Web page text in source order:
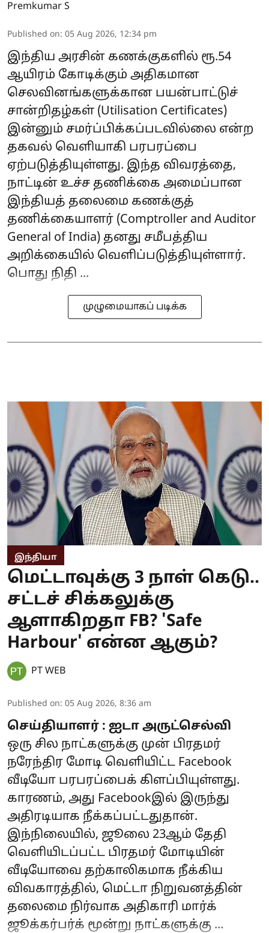
Premkumar S
Published on: 05 Aug 2026, 12:34 pm
இந்திய அரசின் கணக்குகளில் ரூ.54
ஆயிரம் கோடிக்கும் அதிகமான
செலவினங்களுக்கான பயன்பாட்டுச்
சான்றிதழ்கள் (Utilisation Certificates)
இன்னும் சமர்ப்பிக்கப்படவில்லை என்ற
தகவல் வெளியாகி பரபரப்பை
ஏற்படுத்தியுள்ளது. இந்த விவரத்தை,
நாட்டின் உச்ச தணிக்கை அமைப்பான
இந்தியத் தலைமை கணக்குத்
தணிக்கையாளர் (Comptroller and Auditor
General of India) தனது சமீபத்திய
அறிக்கையில் வெளிப்படுத்தியுள்ளார்.
பொது நிதி ...
முழுமையாகப் படிக்க
இந்தியா
மெட்டாவுக்கு 3 நாள் கெடு..
சட்டச் சிக்கலுக்கு
ஆளாகிறதா FB? 'Safe
Harbour' என்ன ஆகும்?
PT WEB
Published on: 05 Aug 2026, 8:36 am
செய்தியாளர் : ஐடா அருட்செல்வி
ஒரு சில நாட்களுக்கு முன் பிரதமர்
நரேந்திர மோடி வெளியிட்ட Facebook
வீடியோ பரபரப்பைக் கிளப்பியுள்ளது.
காரணம், அது Facebookஇல் இருந்து
அதிரடியாக நீக்கப்பட்டதுதான்.
இந்நிலையில், ஜூலை 23ஆம் தேதி
வெளியிடப்பட்ட பிரதமர் மோடியின்
வீடியோவை தற்காலிகமாக நீக்கிய
விவகாரத்தில், மெட்டா நிறுவனத்தின்
தலைமை நிர்வாக அதிகாரி மார்க்
ஜூக்கர்பர்க் மூன்று நாட்களுக்கு ...